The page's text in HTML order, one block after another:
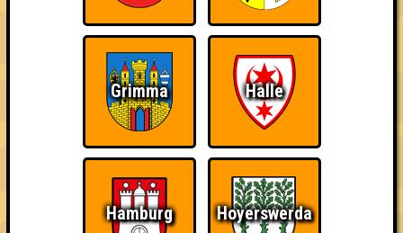
Knapp daneben!
Schon wieder zum
Wiederzehn macht
Grimma Halle
Hamburg Hoyerswerda